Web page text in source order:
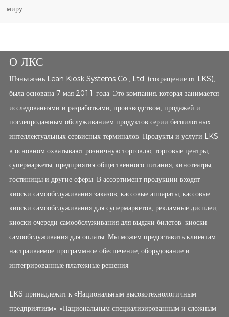
миру.
О ЛКС
Шэньчжэнь Lean Kiosk Systems Co., Ltd. (сокращение от LKS),
была основана 7 мая 2011 года. Это компания, которая занимается
исследованиями и разработками, производством, продажей и
послепродажным обслуживанием продуктов серии беспилотных
интеллектуальных сервисных терминалов. Продукты и услуги LKS
в основном охватывают розничную торговлю, торговые центры,
супермаркеты, предприятия общественного питания, кинотеатры,
гостиницы и другие сферы. В ассортимент продукции входят
киоски самообслуживания заказов, кассовые аппараты, кассовые
киоски самообслуживания для супермаркетов, рекламные дисплеи,
киоски очереди самообслуживания для выдачи билетов, киоски
самообслуживания для оплаты. Мы можем предоставить клиентам
настраиваемое программное обеспечение, оборудование и
интегрированные платежные решения.
LKS принадлежит к «Национальным высокотехнологичным
предприятиям», «Национальным специализированным и сложным